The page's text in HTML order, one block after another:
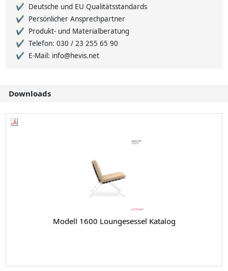
Deutsche und EU Qualitätsstandards
Persönlicher Ansprechpartner
Produkt- und Materialberatung
Telefon: 030 / 23 255 65 90
E-Mail: info@hevis.net
Downloads
Modell 1600 Loungesessel Katalog